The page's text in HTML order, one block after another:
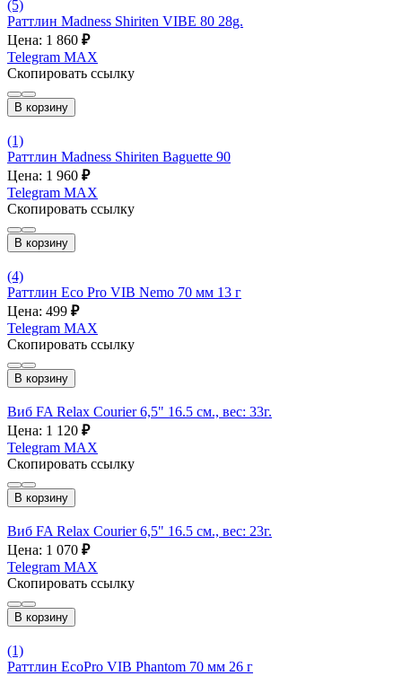
(5)
Раттлин Madness Shiriten VIBE 80 28g.
Цена: 1 860 ₽
Telegram MAX
Скопировать ссылку
В корзину
(1)
Раттлин Madness Shiriten Baguette 90
Цена: 1 960 ₽
Telegram MAX
Скопировать ссылку
В корзину
(4)
Раттлин Eco Pro VIB Nemo 70 мм 13 г
Цена: 499 ₽
Telegram MAX
Скопировать ссылку
В корзину
Виб FA Relax Courier 6,5" 16.5 см., вес: 33г.
Цена: 1 120 ₽
Telegram MAX
Скопировать ссылку
В корзину
Виб FA Relax Courier 6,5" 16.5 см., вес: 23г.
Цена: 1 070 ₽
Telegram MAX
Скопировать ссылку
В корзину
(1)
Раттлин EcoPro VIB Phantom 70 мм 26 г